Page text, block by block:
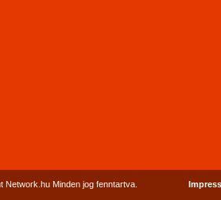
Network.hu Minden jog fenntartva.